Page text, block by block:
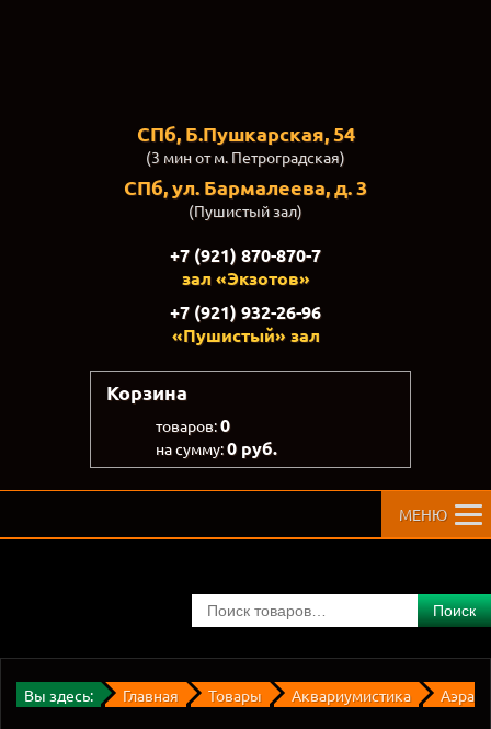
СПб, Б.Пушкарская, 54
(3 мин от м. Петроградская)
СПб, ул. Бармалеева, д. 3
(Пушистый зал)
+7 (921) 870-870-7
зал «Экзотов»
+7 (921) 932-26-96
«Пушистый» зал
Корзина
товаров:0
на сумму:0 руб.
МЕНЮ
Поиск
Вы здесь: Главная Товары Аквариумистика